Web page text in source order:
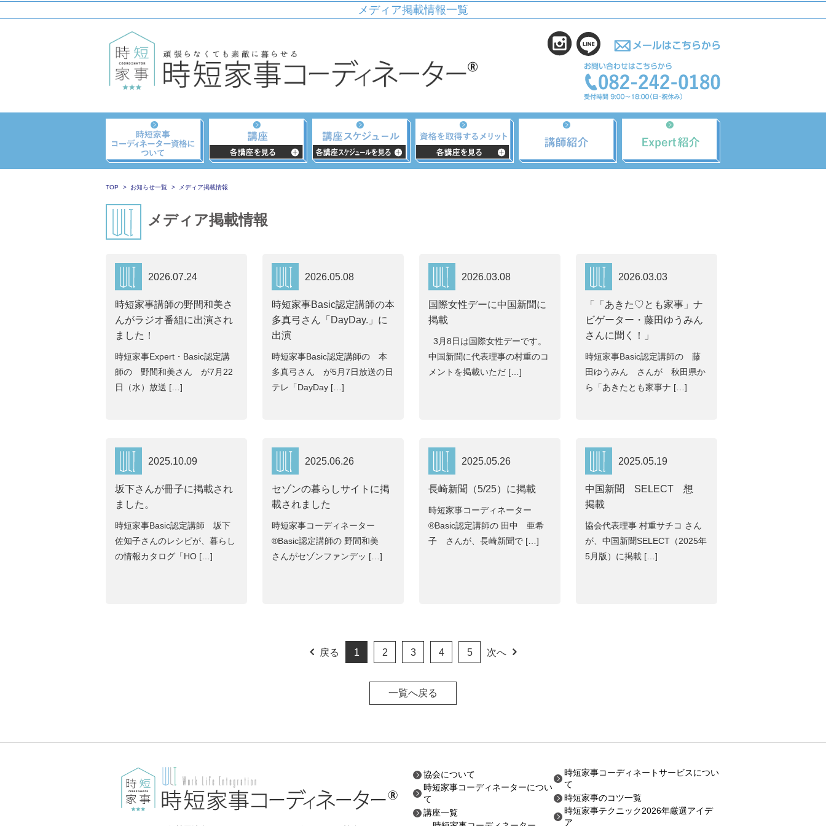
メディア掲載情報一覧
TOP お知らせ一覧 メディア掲載情報
メディア掲載情報
2026.07.24
時短家事講師の野間和美さ
んがラジオ番組に出演され
ました！
時短家事Expert・Basic認定講
師の 野間和美さん が7月22
日（水）放送 […]
2026.05.08
時短家事Basic認定講師の本
多真弓さん「DayDay.」に
出演
時短家事Basic認定講師の 本
多真弓さん が5月7日放送の日
テレ「DayDay […]
2026.03.08
国際女性デーに中国新聞に
掲載
3月8日は国際女性デーです。
中国新聞に代表理事の村重のコ
メントを掲載いただ […]
2026.03.03
「「あきた♡とも家事」ナ
ビゲーター・藤田ゆうみん
さんに聞く！」
時短家事Basic認定講師の 藤
田ゆうみん さんが 秋田県か
ら「あきたとも家事ナ […]
2025.10.09
坂下さんが冊子に掲載され
ました。
時短家事Basic認定講師 坂下
佐知子さんのレシピが、暮らし
の情報カタログ「HO […]
2025.06.26
セゾンの暮らしサイトに掲
載されました
時短家事コーディネーター
®Basic認定講師の 野間和美
さんがセゾンファンデッ […]
2025.05.26
長崎新聞（5/25）に掲載
時短家事コーディネーター
®Basic認定講師の 田中 亜希
子 さんが、長崎新聞で […]
2025.05.19
中国新聞 SELECT 想
掲載
協会代表理事 村重サチコ さん
が、中国新聞SELECT（2025年
5月版）に掲載 […]
戻る 1 2 3 4 5 次へ
一覧へ戻る
協会について
時短家事コーディネーターについ
て
講座一覧
時短家事コーディネートサービスについ
て
時短家事のコツ一覧
時短家事テクニック2026年厳選アイデ
ア